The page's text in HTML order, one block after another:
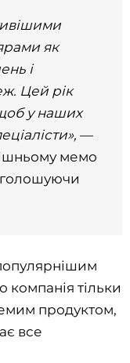
як
і
Цей рік
у наших
—
мемо
компанія тільки
продуктом,
все